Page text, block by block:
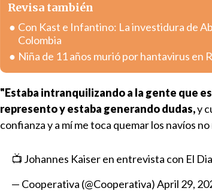
Revisa también
Con Kast e Infantino: La investidura de
Colombia
Niña de 11 años murió por hantavirus en
"Estaba intranquilizando a la gente que
represento y estaba generando dudas,y
confianza y a mí me toca quemar los navíos no
📺 Johannes Kaiser en entrevista con El
— Cooperativa (@Cooperativa)April 29,